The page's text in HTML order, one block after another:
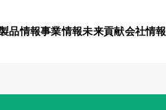
品情報事業情報未来貢献会社情報